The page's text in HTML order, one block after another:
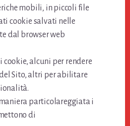
mobili, in piccoli file
cookie salvati nelle
dal browser web
alcuni per rendere
Sito, altri per abilitare
particolareggiata i
di